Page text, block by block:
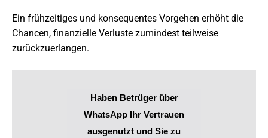
Ein frühzeitiges und konsequentes Vorgehen erhöht die
Chancen, finanzielle Verluste zumindest teilweise
zurückzuerlangen.
Haben Betrüger über
WhatsApp Ihr Vertrauen
ausgenutzt und Sie zu